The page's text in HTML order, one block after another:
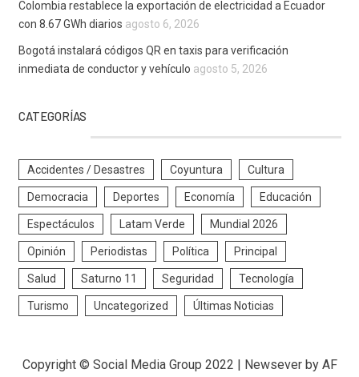
Colombia restablece la exportación de electricidad a Ecuador
con 8.67 GWh diarios agosto 6, 2026
Bogotá instalará códigos QR en taxis para verificación
inmediata de conductor y vehículo agosto 5, 2026
CATEGORÍAS
Accidentes / Desastres Coyuntura Cultura
Democracia Deportes Economía Educación
Espectáculos Latam Verde Mundial 2026
Opinión Periodistas Política Principal
Salud Saturno 11 Seguridad Tecnología
Turismo Uncategorized Últimas Noticias
Copyright © Social Media Group 2022 Newseverby AF